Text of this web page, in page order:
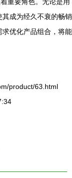
成为经久不衰的畅销
优化产品组合，将能
product/63.html